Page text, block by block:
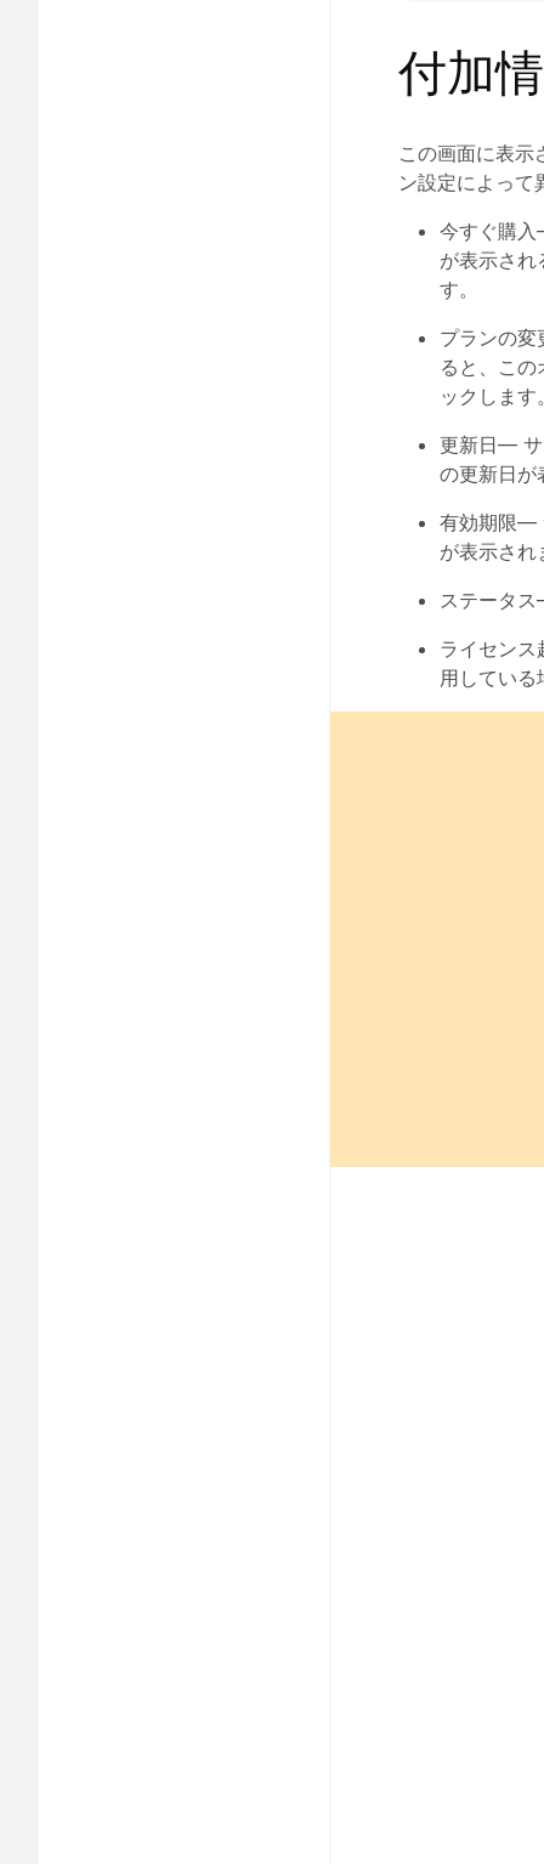
付加
この画面に表示
ン設定によって
今すぐ購入
が表示され
す。
プランの変
ると、こ
ックします
更新日— サ
の更新日が
有効期限—
が表示され
ステータス
ライセンス
用している